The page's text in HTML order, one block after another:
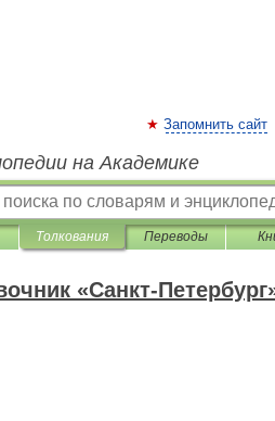
Запомнить сайт
на Академике
Толкования Переводы
«Санкт-